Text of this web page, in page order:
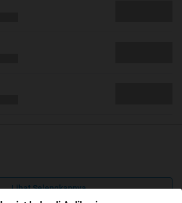
Lihat Selengkapnya